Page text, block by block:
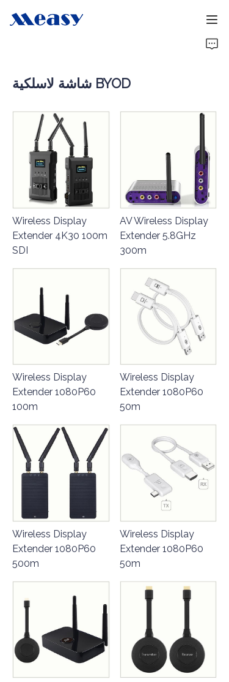
شاشة لاسلكية BYOD
Wireless Display
Extender 4K30 100m
SDI
AV Wireless Display
Extender 5.8GHz
300m
Wireless Display
Extender 1080P60
100m
Wireless Display
Extender 1080P60
50m
Wireless Display
Extender 1080P60
500m
Wireless Display
Extender 1080P60
50m
المنتجات
أخبار
دعم